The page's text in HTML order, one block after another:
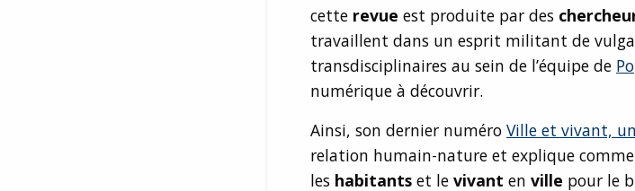
cette revue est produite par des
travaillent dans un esprit militant de
transdisciplinaires au sein de l’équipe de
numérique à découvrir.
Ainsi, son dernier numéro Ville et vivant,
relation humain-nature et explique
les habitants et le vivant en ville pour le